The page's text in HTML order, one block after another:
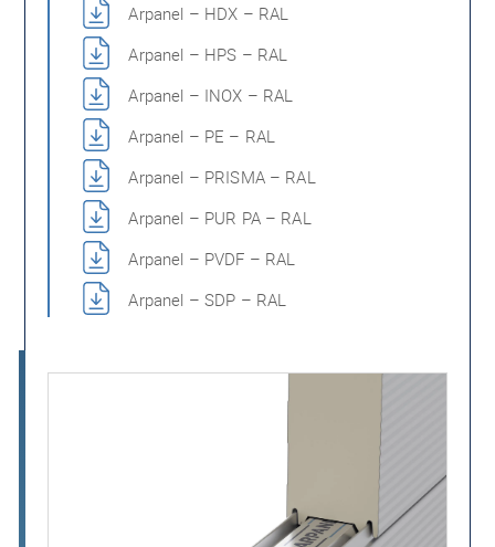
Arpanel – HDX – RAL
Arpanel – HPS – RAL
Arpanel – INOX – RAL
Arpanel – PE – RAL
Arpanel – PRISMA – RAL
Arpanel – PUR PA – RAL
Arpanel – PVDF – RAL
Arpanel – SDP – RAL